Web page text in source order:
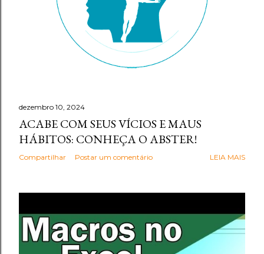
dezembro 10, 2024
ACABE COM SEUS VÍCIOS E MAUS
HÁBITOS: CONHEÇA O ABSTER!
Compartilhar Postar um comentário LEIA MAIS